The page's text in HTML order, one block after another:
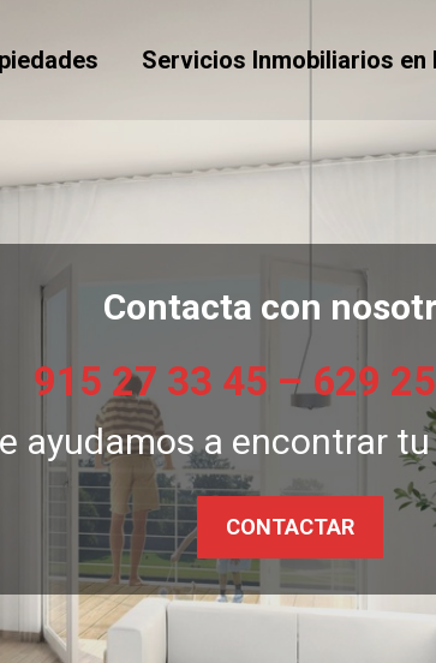
Servicios Inmobiliarios en
Contacta con
915 27 33 45 – 629
ayudamos a encontrar
CONTACTAR